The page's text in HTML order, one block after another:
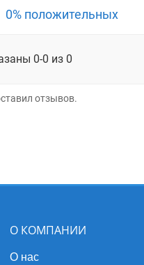
0% положительных
0-0 из 0
отзывов.
О КОМПАНИИ
О нас